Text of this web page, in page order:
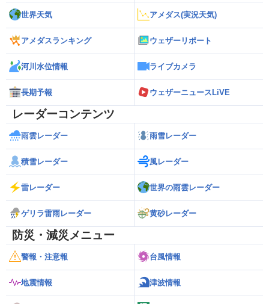
世界天気 アメダス(実況天気)
アメダスランキング ウェザーリポート
河川水位情報 ライブカメラ
長期予報 ウェザーニュースLiVE
レーダーコンテンツ
雨雲レーダー 雨雪レーダー
積雪レーダー 風レーダー
雷レーダー 世界の雨雲レーダー
ゲリラ雷雨レーダー 黄砂レーダー
防災・減災メニュー
警報・注意報 台風情報
地震情報 津波情報